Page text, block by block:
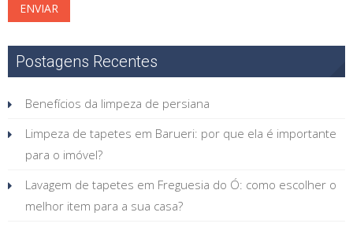
Postagens Recentes
Benefícios da limpeza de persiana
Limpeza de tapetes em Barueri: por que ela é importante
para o imóvel?
Lavagem de tapetes em Freguesia do Ó: como escolher o
melhor item para a sua casa?